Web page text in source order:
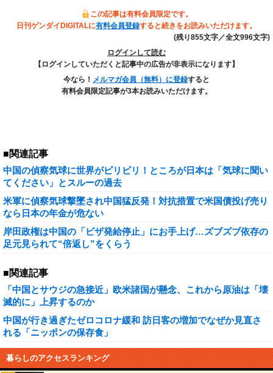
この記事は有料会員限定です。
日刊ゲンダイDIGITALに有料会員登録すると続きをお読みいただけます。
(残り855文字／全文996文字)
ログインして読む
【ログインしていただくと記事中の広告が非表示になります】
今なら！ メルマガ会員（無料）に登録すると
有料会員限定記事が3本お読みいただけます。
■関連記事
中国の偵察気球に世界がピリピリ！ところが日本は「気球に聞い
てください」とスルーの過去
米軍に偵察気球撃墜され中国猛反発！対抗措置で米国債投げ売り
なら日本の年金が危ない
岸田政権は中国の「ビザ発給停止」にお手上げ…ズブズブ依存の
足元見られて“倍返し”をくらう
■関連記事
「中国とサウジの急接近」欧米諸国が懸念、これから原油は「壊
滅的に」上昇するのか
中国が行き過ぎたゼロコロナ緩和 訪日客の増加でなぜか見直さ
れる「ニッポンの保存食」
暮らしのアクセスランキング